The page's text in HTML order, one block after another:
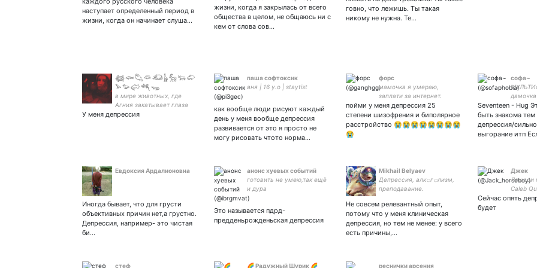
наступает определенный период в
жизни, когда он начинает слуша…
жизни, когда я закрылась от всего
общества в целом, не общаюсь ни с
кем от слова сов…
ностальгические
настроения
говно, что лежишь. Ты такая
никому не нужна. Те…
𓆉 𓆟 𓆡 𓆛 𓃰 𓃱 𓃵 𓃽 𓄁
𓅩 𓅰 𓅾 𓆈 𓆌
в мире животных, где
Агния закатывает глаза
У меня депрессия
паша софтоксик
аня | 16 y.o | staytist
как вообще люди рисуют каждый
день у меня вообще депрессия
развивается от это я просто не
могу рисовать чтото норма…
форс
мамочка я умераю,
заплати за интернет.
пойми у меня депрессия 25
степени шизофрения и биполярное
расстройство 😭😭😭😭😭😭😭😭
😭
софа~
наруто
어 на
люблю
Seventeen - Hug
быть знакома тем
депрессия/
выгорание итп
Евдоксия Ардалионовна
Иногда бывает, что для грусти
объективных причин нет,а грустно.
Депрессия, например- это чистая
би…
анонс хуевых событий
готовить не умею,так ещё
и дура
Это называется пдрд-
предденьрожденьская депрессия
Mikhail Belyaev
Депрессия, алк𝚘г𝚘лизм,
преподавание.
Политех/JetBrains
Research.
Не совсем релевантный опыт,
потому что у меня клиническая
депрессия, но тем не менее: у всего
есть причины,…
Джек
Лошади
Caleb
#scp
Сейчас опять
будет
стеф 🌈 Радужный Шурик 🌈 реснички арсения